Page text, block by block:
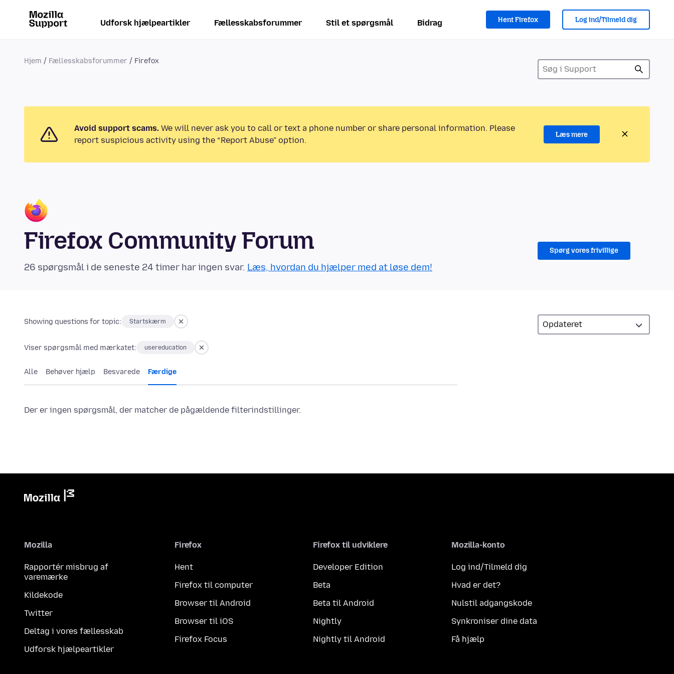
Udforsk hjælpeartikler Fællesskabsforummer Stil et spørgsmål Bidrag Hent Firefox Log ind/Tilmeld dig
Hjem Fællesskabsforummer Firefox
Avoid support scams. We will never ask you to call or text a phone number or share personal information. Please
report suspicious activity using the “Report Abuse” option.
Læs mere
Firefox Community Forum
26 spørgsmål i de seneste 24 timer har ingen svar. Læs, hvordan du hjælper med at løse dem!
Spørg vores frivillige
Showing questions for topic: Startskærm
Viser spørgsmål med mærkatet: usereducation
Alle Behøver hjælp Besvarede Færdige
Der er ingen spørgsmål, der matcher de pågældende filterindstillinger.
Mozilla
Rapportér misbrug af
varemærke
Kildekode
Twitter
Deltag i vores fællesskab
Udforsk hjælpeartikler
Firefox
Hent
Firefox til computer
Browser til Android
Browser til iOS
Firefox Focus
Firefox til udviklere
Developer Edition
Beta
Beta til Android
Nightly
Nightly til Android
Mozilla-konto
Log ind/Tilmeld dig
Hvad er det?
Nulstil adgangskode
Synkroniser dine data
Få hjælp